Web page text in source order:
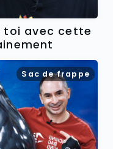
toi avec cette
Sac de frappe